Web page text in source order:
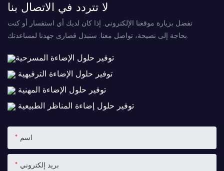
لا تتردد في الاتصال بنا
تفضل بزيارة موقعنا الإلكتروني. إذا كان لديك أي استفسار أو كنت
بحاجة إلى نصيحة، تواصل معنا. سنبذل قصارى جهدنا لمساعدتك.
توفير حلول الإضاءة المسرحية
توفير حلول الإضاءة الترفيهية
توفير حلول الإضاءة المهنية
توفير حلول إضاءة المناظر الطبيعية
اسم
بريد إلكتروني